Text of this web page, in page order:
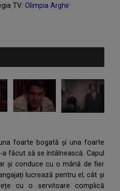
TV:Olimpia Arghir
foarte bogată și una foarte
făcut să se întâlnească. Capul
și conduce cu o mână de fier
lucrează pentru el, cât și
cu o servitoare complică